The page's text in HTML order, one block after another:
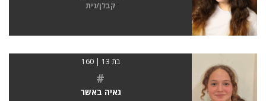
קבלן/נית
בת 13 | 160
#
גאיה באשר